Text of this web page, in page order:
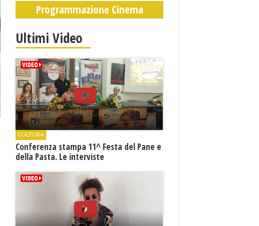
Programmazione Cinema
Ultimi Video
CULTURA
Conferenza stampa 11^ Festa del Pane e
della Pasta. Le interviste